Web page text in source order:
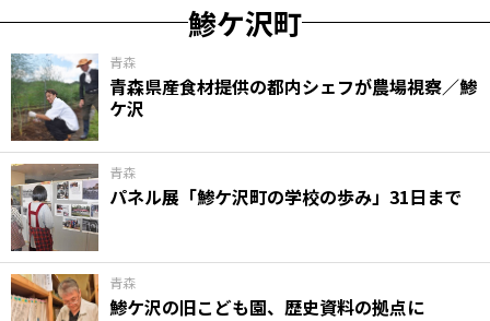
鯵ケ沢町
青森
青森県産食材提供の都内シェフが農場視察／鯵
ケ沢
青森
パネル展「鯵ケ沢町の学校の歩み」31日まで
青森
鯵ケ沢の旧こども園、歴史資料の拠点に